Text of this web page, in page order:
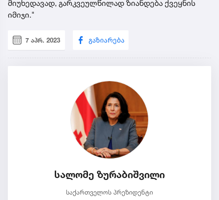
მიუხედავად, გარკვეულწილად ზიანდება ქვეყნის
იმიჯი."
7 აპრ. 2023
სალომე ზურაბიშვილი
საქართველოს პრეზიდენტი